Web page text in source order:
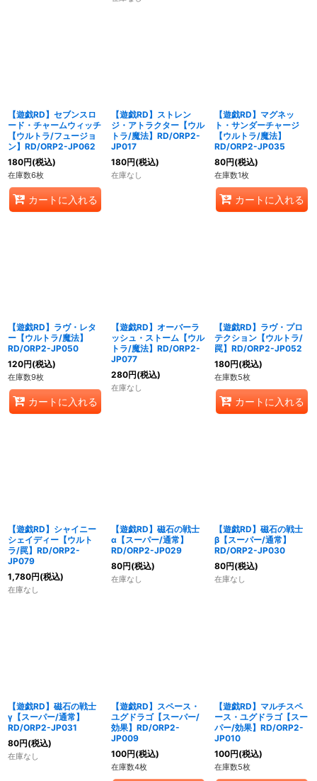
【遊戯RD】セブンスロ
ード・チャームウィッチ
【ウルトラ/フュージョ
ン】RD/ORP2-JP062
180円(税込)
在庫数6枚
カートに入れる
【遊戯RD】ストレン
ジ・アトラクター【ウル
トラ/魔法】RD/ORP2-
JP017
180円(税込)
在庫なし
【遊戯RD】マグネッ
ト・サンダーチャージ
【ウルトラ/魔法】
RD/ORP2-JP035
80円(税込)
在庫数1枚
カートに入れる
【遊戯RD】ラヴ・レタ
ー【ウルトラ/魔法】
RD/ORP2-JP050
120円(税込)
在庫数9枚
カートに入れる
【遊戯RD】オーバーラ
ッシュ・ストーム【ウル
トラ/魔法】RD/ORP2-
JP077
280円(税込)
在庫なし
【遊戯RD】ラヴ・プロ
テクション【ウルトラ/
罠】RD/ORP2-JP052
180円(税込)
在庫数5枚
カートに入れる
【遊戯RD】シャイニー
シェイディー【ウルト
ラ/罠】RD/ORP2-
JP079
1,780円(税込)
在庫なし
【遊戯RD】磁石の戦士
α【スーパー/通常】
RD/ORP2-JP029
80円(税込)
在庫なし
【遊戯RD】磁石の戦士
β【スーパー/通常】
RD/ORP2-JP030
80円(税込)
在庫なし
【遊戯RD】磁石の戦士
γ【スーパー/通常】
RD/ORP2-JP031
80円(税込)
在庫なし
【遊戯RD】スペース・
ユグドラゴ【スーパー/
効果】RD/ORP2-
JP009
100円(税込)
在庫数4枚
【遊戯RD】マルチスペ
ース・ユグドラゴ【スー
パー/効果】RD/ORP2-
JP010
100円(税込)
在庫数5枚